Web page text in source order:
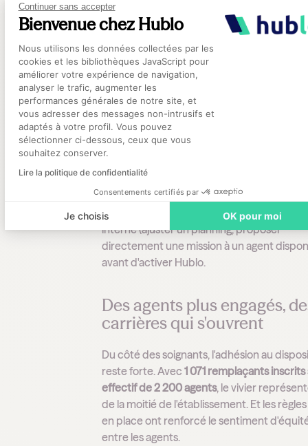
Continuer sans accepter
Bienvenue chez Hublo
Plateforme de Gestion du
Nous utilisons les données collectées par les
cookies et les bibliothèques JavaScript pour
améliorer votre expérience de navigation,
analyser le trafic, augmenter les
performances générales de notre site, et
vous adresser des messages non-intrusifs et
adaptés à votre profil. Vous pouvez
sélectionner ci-dessous, ceux que vous
souhaitez conserver.
Lire la politique de confidentialité
Consentements certifiés par
Je choisis OK pour moi
Axeptio consent
L’impact immédiat de Hublo, celui que les
ont ressenti dès le départ, c'est lafin des
en cascade. Poster une mission, attendre
candidatures, choisir le bon profil : le
est fluide, lisible et traçable.
Les cadres les plus à l'aise avec l'outil
pas y consacrer
toutes tâches de gestion confondues,
planification et absentéisme inclus.
Précision importante : les cadres ont le
regarder d'abord ce qu'ils peuvent faire en
interne (ajuster un planning, proposer
directement une mission à un agent
avant d'activer Hublo.
Des agents plus engagés,
carrières qui s'ouvrent
Du côté des soignants, l'adhésion au
reste forte. Avec1 071 remplaçants
effectif de 2 200 agents, le vivier
de la moitié de l'établissement. Et les
en place ont renforcé le sentiment
entre les agents.